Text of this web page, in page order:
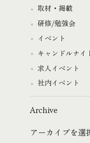
取材・掲載
研修/勉強会
イベント
キャンドルナイ
求人イベント
社内イベント
Archive